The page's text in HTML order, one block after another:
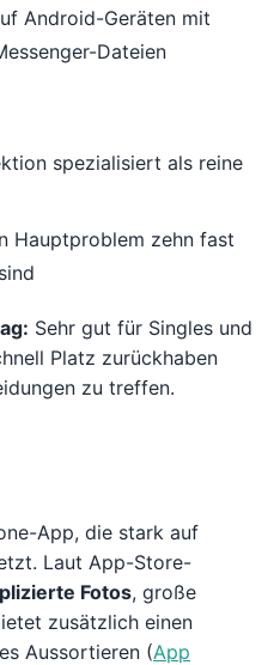
Android-Geräten mit
Dateien
spezialisiert als reine
Hauptproblem zehn fast
Sehr gut für Singles und
Platz zurückhaben
zu treffen.
App, die stark auf
Laut App-Store-
Fotos, große
zusätzlich einen
Aussortieren (App